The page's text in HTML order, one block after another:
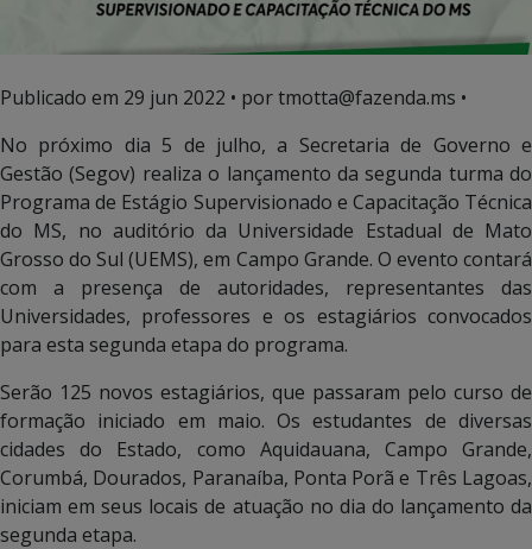
Publicado em 29 jun 2022 • por tmotta@fazenda.ms •
No próximo dia 5 de julho, a Secretaria de Governo e
Gestão (Segov) realiza o lançamento da segunda turma do
Programa de Estágio Supervisionado e Capacitação Técnica
do MS, no auditório da Universidade Estadual de Mato
Grosso do Sul (UEMS), em Campo Grande. O evento contará
com a presença de autoridades, representantes das
Universidades, professores e os estagiários convocados
para esta segunda etapa do programa.
Serão 125 novos estagiários, que passaram pelo curso de
formação iniciado em maio. Os estudantes de diversas
cidades do Estado, como Aquidauana, Campo Grande,
Corumbá, Dourados, Paranaíba, Ponta Porã e Três Lagoas,
iniciam em seus locais de atuação no dia do lançamento da
segunda etapa.